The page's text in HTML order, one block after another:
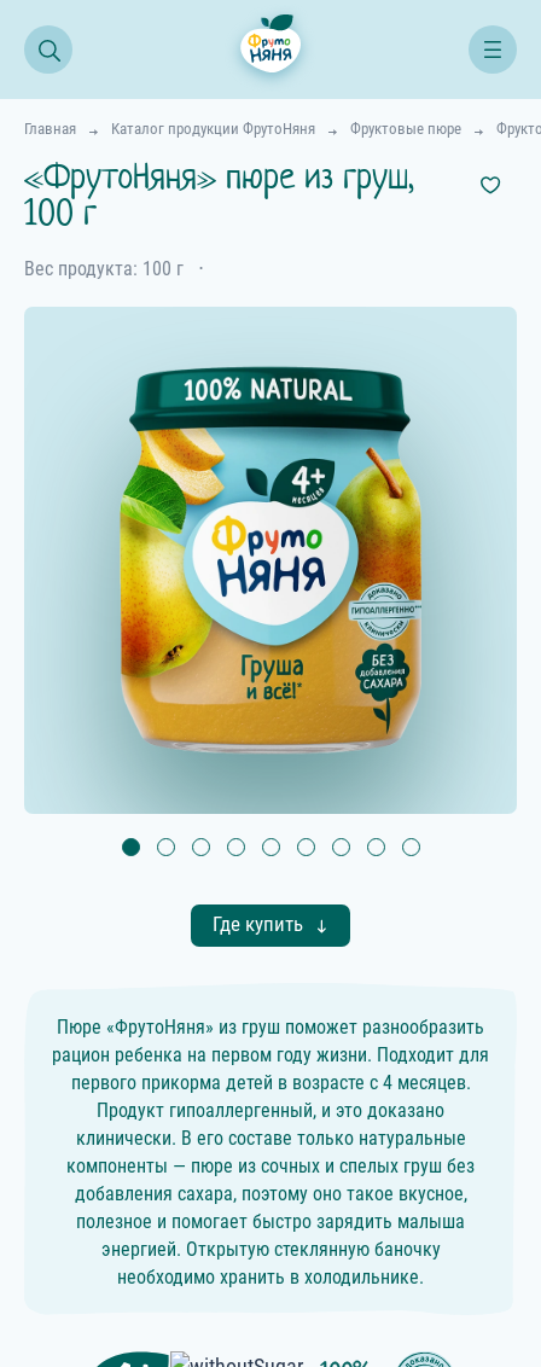
Главная Каталог продукции ФрутоНяня Фруктовые пюре
«ФрутоНяня» пюре из груш,
100 г
Вес продукта: 100 г ⋅
Где купить
Пюре «ФрутоНяня» из груш поможет разнообразить
рацион ребенка на первом году жизни. Подходит для
первого прикорма детей в возрасте с 4 месяцев.
Продукт гипоаллергенный, и это доказано
клинически. В его составе только натуральные
компоненты — пюре из сочных и спелых груш без
добавления сахара, поэтому оно такое вкусное,
полезное и помогает быстро зарядить малыша
энергией. Открытую стеклянную баночку
необходимо хранить в холодильнике.